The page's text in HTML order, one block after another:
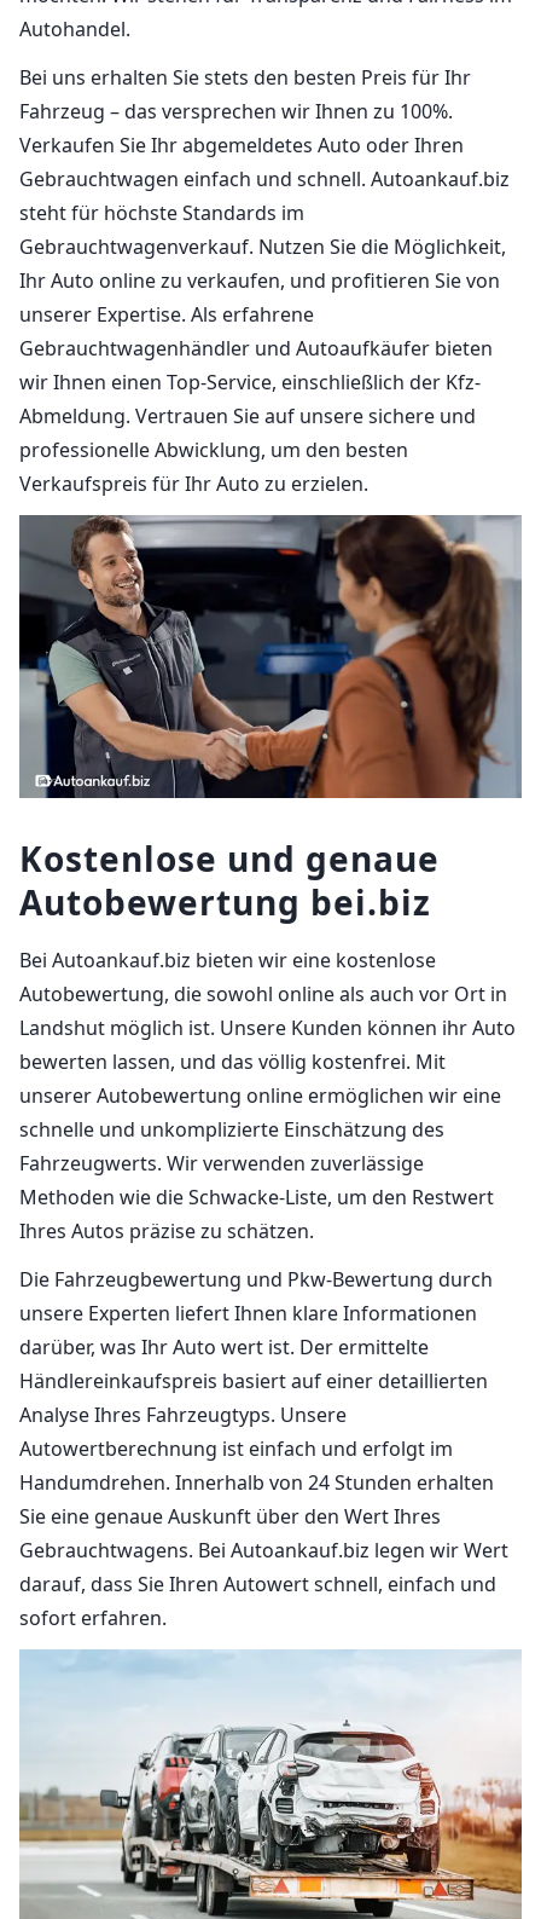
Autohandel.
Bei uns erhalten Sie stets den besten Preis für Ihr
Fahrzeug – das versprechen wir Ihnen zu 100%.
Verkaufen Sie Ihr abgemeldetes Auto oder Ihren
Gebrauchtwagen einfach und schnell. Autoankauf.biz
steht für höchste Standards im
Gebrauchtwagenverkauf. Nutzen Sie die Möglichkeit,
Ihr Auto online zu verkaufen, und profitieren Sie von
unserer Expertise. Als erfahrene
Gebrauchtwagenhändler und Autoaufkäufer bieten
wir Ihnen einen Top-Service, einschließlich der Kfz-
Abmeldung. Vertrauen Sie auf unsere sichere und
professionelle Abwicklung, um den besten
Verkaufspreis für Ihr Auto zu erzielen.
Kostenlose und genaue
Autobewertung bei.biz
Bei Autoankauf.biz bieten wir eine kostenlose
Autobewertung, die sowohl online als auch vor Ort in
Landshut möglich ist. Unsere Kunden können ihr Auto
bewerten lassen, und das völlig kostenfrei. Mit
unserer Autobewertung online ermöglichen wir eine
schnelle und unkomplizierte Einschätzung des
Fahrzeugwerts. Wir verwenden zuverlässige
Methoden wie die Schwacke-Liste, um den Restwert
Ihres Autos präzise zu schätzen.
Die Fahrzeugbewertung und Pkw-Bewertung durch
unsere Experten liefert Ihnen klare Informationen
darüber, was Ihr Auto wert ist. Der ermittelte
Händlereinkaufspreis basiert auf einer detaillierten
Analyse Ihres Fahrzeugtyps. Unsere
Autowertberechnung ist einfach und erfolgt im
Handumdrehen. Innerhalb von 24 Stunden erhalten
Sie eine genaue Auskunft über den Wert Ihres
Gebrauchtwagens. Bei Autoankauf.biz legen wir Wert
darauf, dass Sie Ihren Autowert schnell, einfach und
sofort erfahren.